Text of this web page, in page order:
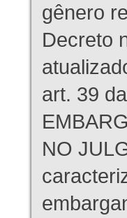
gênero
Decreto
art. 39
NO